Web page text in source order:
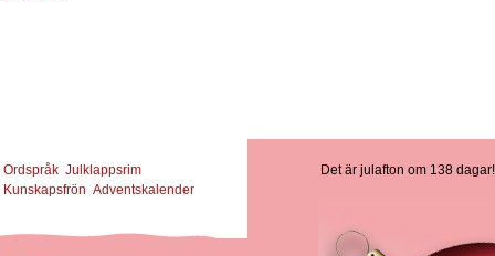
Ordspråk Julklappsrim
Kunskapsfrön Adventskalender
Det är julafton om 138 dagar!